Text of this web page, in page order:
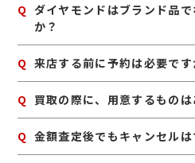
A 状態によって査定額は変わり
も査定できる場合があります
Q ダイヤモンドはブランド品
か？
A いいえ、ノーブランドでも査
Q 来店する前に予約は必要です
A 予約は必要ありませんのでい
すとスムーズにご案内できま
Q 買取の際に、用意するものは
A はい。身分証明書(運転免許証
Q 金額査定後でもキャンセルは